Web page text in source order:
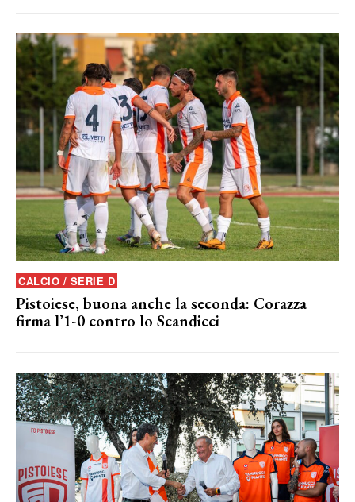
CALCIO / SERIE D
Pistoiese, buona anche la seconda: Corazza
firma l’1-0 contro lo Scandicci